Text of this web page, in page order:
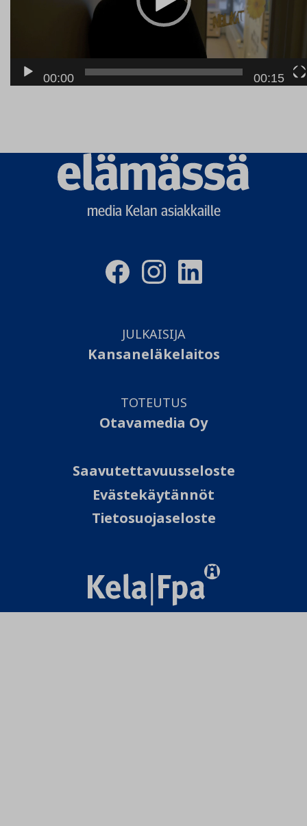
00:00 00:15
Elämässä
logo
media Kelan asiakkaille
JULKAISIJA
Kansaneläkelaitos
TOTEUTUS
Otavamedia Oy
Saavutettavuusseloste
Evästekäytännöt
Tietosuojaseloste